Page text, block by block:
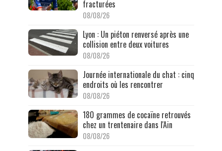
fracturées
08/08/26
Lyon : Un piéton renversé après une
collision entre deux voitures
08/08/26
Journée internationale du chat : cinq
endroits où les rencontrer
08/08/26
180 grammes de cocaïne retrouvés
chez un trentenaire dans l'Ain
08/08/26